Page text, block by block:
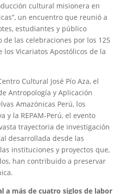
cultural misionera en
un encuentro que reunió a
estudiantes y público
de las celebraciones por los 125
los Vicariatos Apostólicos de la
Cultural José Pío Aza, el
Antropología y Aplicación
Amazónicas Perú, los
y la REPAM-Perú, el evento
trayectoria de investigación
desarrollada desde las
instituciones y proyectos que,
han contribuido a preservar
a más de cuatro siglos de labor